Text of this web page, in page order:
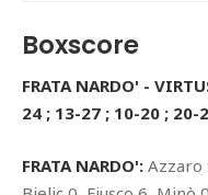
Boxscore
FRATA NARDO' -
24 ; 13-27 ; 10-20 ; 20-
FRATA NARDO': Azzaro